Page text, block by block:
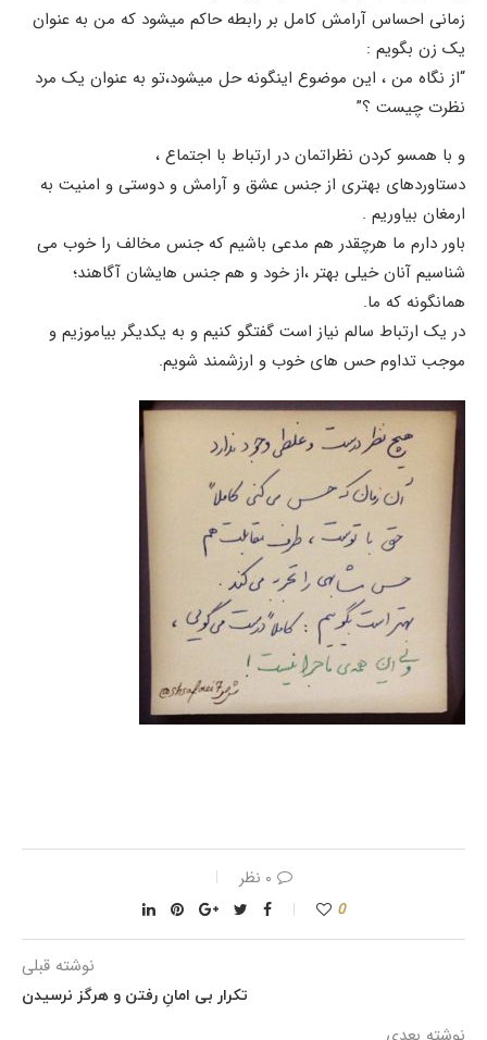
زمانی احساس آرامش کامل بر رابطه حاکم میشود که من به عنوان
یک زن بگویم :
“از نگاه من ، این موضوع اینگونه حل میشود،تو به عنوان یک مرد
نظرت چیست ؟”
و با همسو کردن نظراتمان در ارتباط با اجتماع ،
دستاوردهای بهتری از جنس عشق و آرامش و دوستی و امنیت به
ارمغان بیاوریم .
باور دارم ما هرچقدر هم مدعی باشیم که جنس مخالف را خوب می
شناسیم آنان خیلی بهتر ،از خود و هم جنس هایشان آگاهند؛
همانگونه که ما.
در یک ارتباط سالم نیاز است گفتگو کنیم و به یکدیگر بیاموزیم و
موجب تداوم حس های خوب و ارزشمند شویم.
۰ نظر
0
نوشته قبلی
تکرار بی امانِ رفتن و هرگز نرسیدن